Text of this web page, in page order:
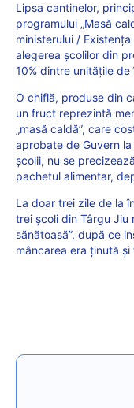
Lipsa cantinelor,
programului „Masă
ministerului /
alegerea școlilor din
10% dintre unitățile
O chiflă, produse din
un fruct reprezintă
„masă caldă”, care
aprobate de Guvern
școlii, nu se
pachetul alimentar,
La doar trei zile de la
trei școli din Târgu Jiu
sănătoasă”, după ce
mâncarea era ținută